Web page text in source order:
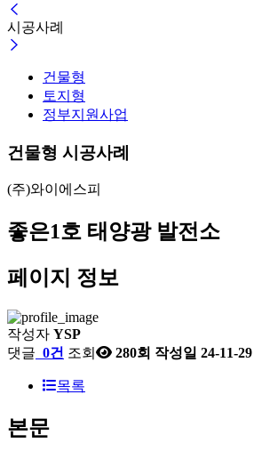
시공사례
건물형
토지형
정부지원사업
건물형 시공사례
(주)와이에스피
좋은1호 태양광 발전소
페이지 정보
작성자 YSP
댓글 0건 조회 280회 작성일 24-11-
목록
본문